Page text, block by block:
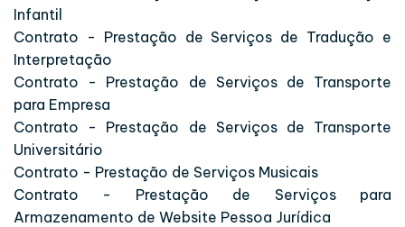
Infantil
Contrato - Prestação de Serviços de Tradução e
Interpretação
Contrato - Prestação de Serviços de Transporte
para Empresa
Contrato - Prestação de Serviços de Transporte
Universitário
Contrato - Prestação de Serviços Musicais
Contrato - Prestação de Serviços para
Armazenamento de Website Pessoa Jurídica